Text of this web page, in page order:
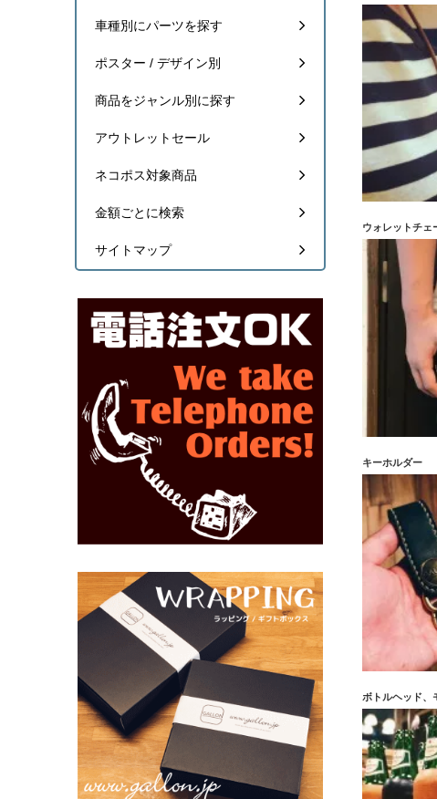
い商品作り
皐月 ID：
前々から
っても丁
makid ID
注文の翌
奇抜な見
さっぷ ID
全体の厚み
旦那に誕生
もらえて
Yokoi ID：
数年愛用さ
性にもいい
Michael ID
大きさも
ウォレットチェ
キーホルダー
ボトルヘッド、
車種別にパーツを探す
ポスター / デザイン別
商品をジャンル別に探す
アウトレットセール
ネコポス対象商品
金額ごとに検索
サイトマップ